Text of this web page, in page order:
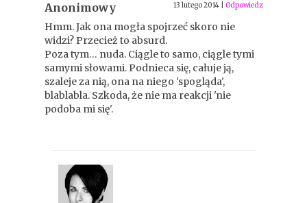
Anonimowy 13 lutego 2014 Odpowiedz
Hmm. Jak ona mogła spojrzeć skoro nie
widzi? Przecież to absurd.
Poza tym… nuda. Ciągle to samo, ciągle tymi
samymi słowami. Podnieca się, całuje ją,
szaleje za nią, ona na niego 'spogląda',
blablabla. Szkoda, że nie ma reakcji 'nie
podoba mi się'.